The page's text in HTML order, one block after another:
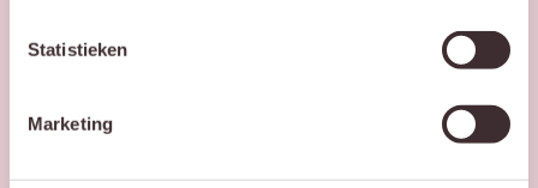
Statistieken
Marketing
spoedig